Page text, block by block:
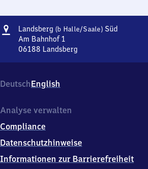
Adresse
Landsberg (b Halle/​Saale)SüdLandsberg
Am Bahnhof 1
06188 Landsberg
Halle/Saale)
Süd,
Bahnhof
0
6
8
DeutschEnglish
Analyse verwalten
Compliance
Datenschutzhinweise
Informationen zur Barrierefreiheit